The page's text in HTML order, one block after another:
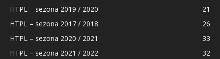
HTPL – sezona 2019 / 2020
21
HTPL – sezona 2017 / 2018
26
HTPL – sezona 2020 / 2021
33
HTPL – sezona 2021 / 2022
32